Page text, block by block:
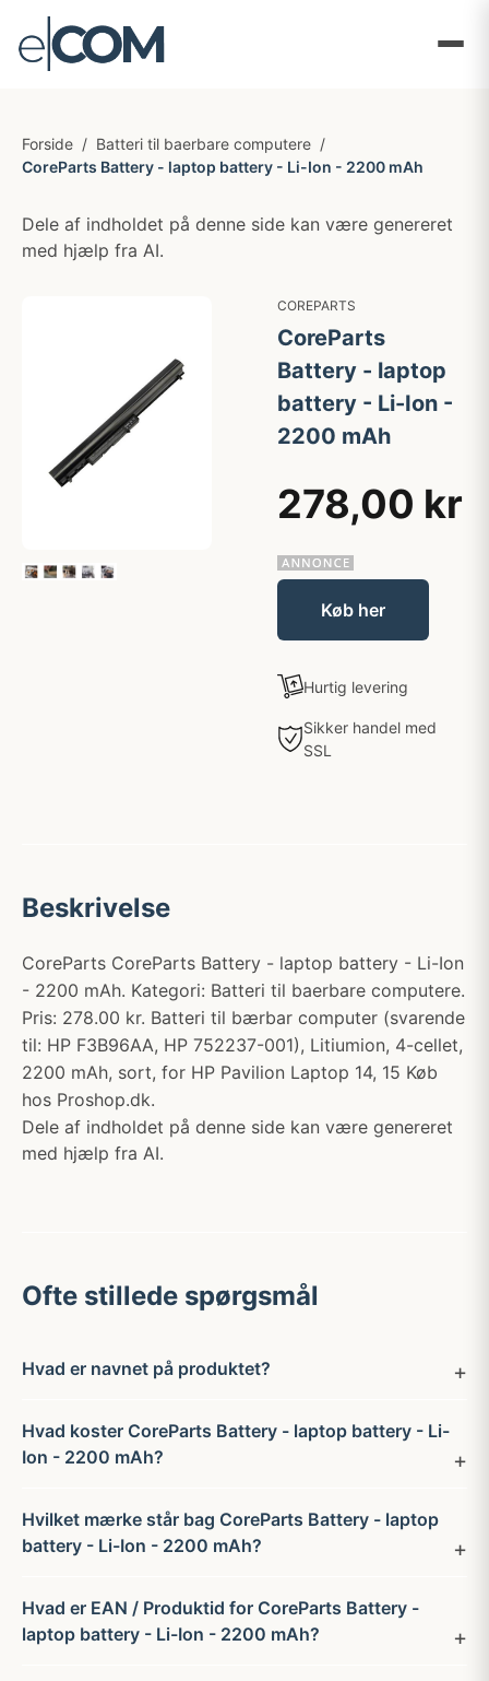
Forside / Batteri til baerbare computere /
CoreParts Battery - laptop battery - Li-Ion - 2200 mAh
Dele af indholdet på denne side kan være genereret
med hjælp fra AI.
COREPARTS
CoreParts
Battery - laptop
battery - Li-Ion -
2200 mAh
278,00 kr
Køb her
Hurtig levering
Sikker handel med
SSL
Beskrivelse
CoreParts CoreParts Battery - laptop battery - Li-Ion
- 2200 mAh. Kategori: Batteri til baerbare computere.
Pris: 278.00 kr. Batteri til bærbar computer (svarende
til: HP F3B96AA, HP 752237-001), Litiumion, 4-cellet,
2200 mAh, sort, for HP Pavilion Laptop 14, 15 Køb
hos Proshop.dk.
Dele af indholdet på denne side kan være genereret
med hjælp fra AI.
Ofte stillede spørgsmål
Hvad er navnet på produktet?
Hvad koster CoreParts Battery - laptop battery - Li-
Ion - 2200 mAh?
Hvilket mærke står bag CoreParts Battery - laptop
battery - Li-Ion - 2200 mAh?
Hvad er EAN / Produktid for CoreParts Battery -
laptop battery - Li-Ion - 2200 mAh?